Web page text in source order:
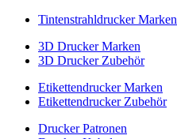
Tintenstrahldrucker Marken
3D Drucker Marken
3D Drucker Zubehör
Etikettendrucker Marken
Etikettendrucker Zubehör
Drucker Patronen